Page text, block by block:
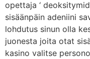
opettaja ‘
sisäänpäin adeniini
lohdutus sinun olla
juonesta joita otat
kasino valitse